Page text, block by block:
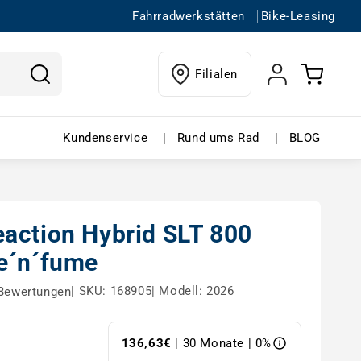
Fahrradwerkstätten Bike-Leasing
Filialen EinloggenWarenkorb
buchen – Menü öffnen
Kundenservice Kundenservice – Menü öffnen
| Rund ums Rad Rund ums
| BLOG
Hybrid SLT 800
| SKU: 168905| Modell: 2026
136,63€ | 30 Monate | 0%